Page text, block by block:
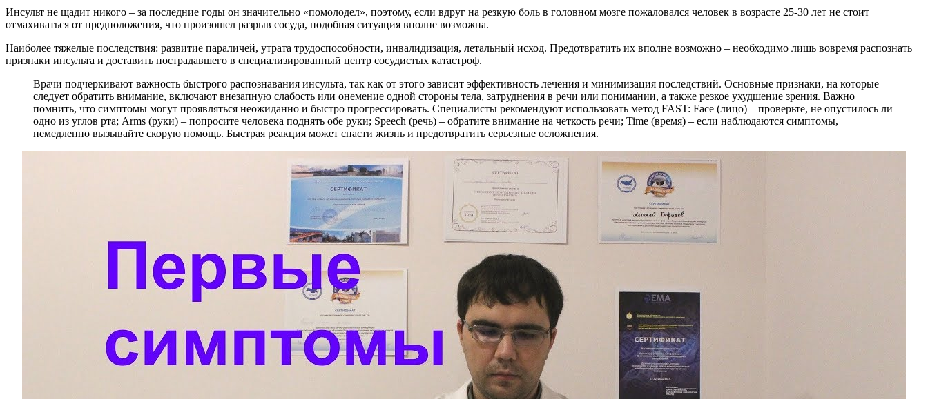
Инсульт не щадит никого – за последние годы он значительно «помолодел», поэтому, если вдруг на резкую боль в головном мозге пожаловался человек в возрасте 25-30 лет не стоит
отмахиваться от предположения, что произошел разрыв сосуда, подобная ситуация вполне возможна.
Наиболее тяжелые последствия: развитие параличей, утрата трудоспособности, инвалидизация, летальный исход. Предотвратить их вполне возможно – необходимо лишь вовремя распознать
признаки инсульта и доставить пострадавшего в специализированный центр сосудистых катастроф.
Врачи подчеркивают важность быстрого распознавания инсульта, так как от этого зависит эффективность лечения и минимизация последствий. Основные признаки, на которые
следует обратить внимание, включают внезапную слабость или онемение одной стороны тела, затруднения в речи или понимании, а также резкое ухудшение зрения. Важно
помнить, что симптомы могут проявляться неожиданно и быстро прогрессировать. Специалисты рекомендуют использовать метод FAST: Face (лицо) – проверьте, не опустилось ли
одно из углов рта; Arms (руки) – попросите человека поднять обе руки; Speech (речь) – обратите внимание на четкость речи; Time (время) – если наблюдаются симптомы,
немедленно вызывайте скорую помощь. Быстрая реакция может спасти жизнь и предотвратить серьезные осложнения.